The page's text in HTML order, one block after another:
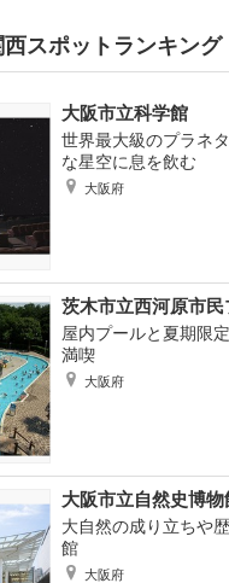
西スポットランキング
大阪市立科学館
世界最大級のプラネ
な星空に息を飲む
大阪府
茨木市立西河原市民
屋内プールと夏期限
満喫
大阪府
大阪市立自然史博物
大自然の成り立ちや
館
大阪府